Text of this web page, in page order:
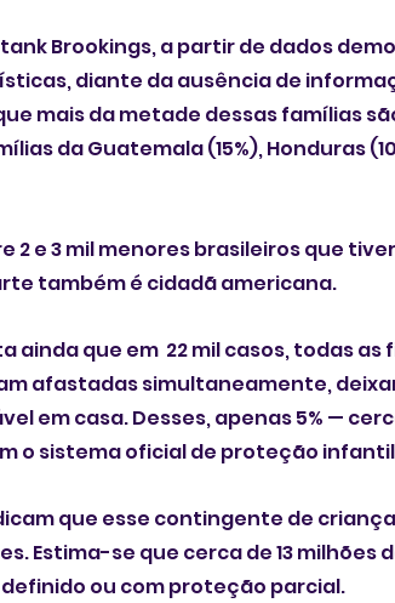
Brookings, a partir de dados
diante da ausência de
mais da metade dessas famílias
da Guatemala (15%), Honduras
2 e 3 mil menores brasileiros que
também é cidadã americana.
ainda que em  22 mil casos, todas
afastadas simultaneamente,
em casa. Desses, apenas 5% —
o sistema oficial de proteção
que esse contingente de
Estima-se que cerca de 13 milhões
ou com proteção parcial.